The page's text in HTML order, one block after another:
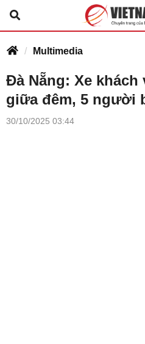
Multimedia
Đà Nẵng: Xe khách
giữa đêm, 5 người
30/10/2025 03:44